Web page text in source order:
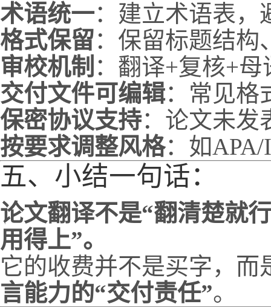
术语统一：建立术语表，
格式保留：保留标题结构
审校机制 ：翻译+复核+
交付文件可编辑：常见格
保密协议支持：论文未发
按要求调整风格：如
五、小结一句话：
论文翻译不是“翻清楚就
用得上”。
它的收费并不是买字，而
言能力的“交付责任”。